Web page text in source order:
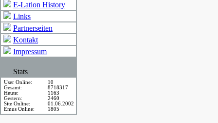
E-Lation History
Links
Partnerseiten
Kontakt
Impressum
Stats
User Online:
10
Gesamt:
8718317
Heute:
1163
Gestern:
2460
Site Online:
01.06.2002
Emus Online:
1805